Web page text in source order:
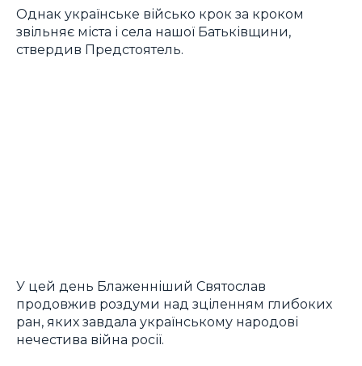
Однак українське військо крок за кроком
звільняє міста і села нашої Батьківщини,
ствердив Предстоятель.
У цей день Блаженніший Святослав
продовжив роздуми над зціленням глибоких
ран, яких завдала українському народові
нечестива війна росії.